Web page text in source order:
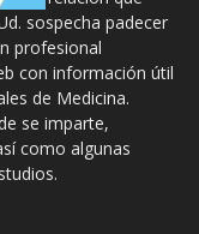
sospecha padecer
profesional
con información útil
de Medicina.
se imparte,
como algunas